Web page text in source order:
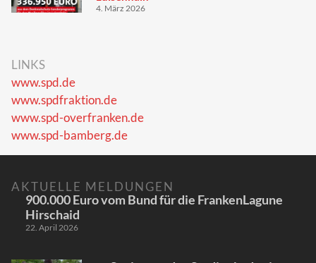
4. März 2026
LINKS
www.spd.de
www.spdfraktion.de
www.spd-overfranken.de
www.spd-bamberg.de
AKTUELLE MELDUNGEN
900.000 Euro vom Bund für die FrankenLagune
Hirschaid
22. April 2026